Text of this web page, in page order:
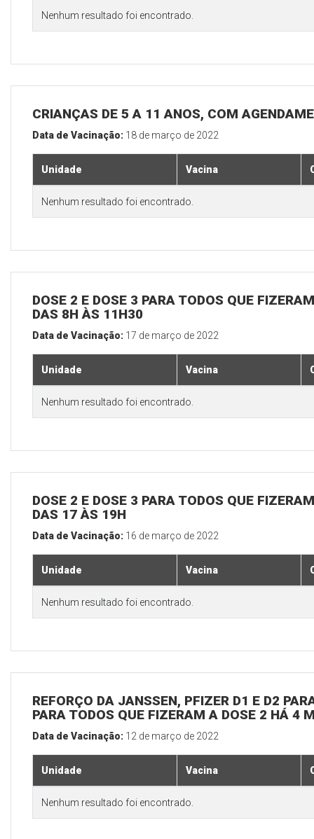
Nenhum resultado foi encontrado.
CRIANÇAS DE 5 A 11 ANOS, COM
Data de Vacinação: 18 de março de 2022
Unidade Vacina
Nenhum resultado foi encontrado.
DOSE 2 E DOSE 3 PARA TODOS QUE
DAS 8H ÀS 11H30
Data de Vacinação: 17 de março de 2022
Unidade Vacina
Nenhum resultado foi encontrado.
DOSE 2 E DOSE 3 PARA TODOS QUE
DAS 17 ÀS 19H
Data de Vacinação: 16 de março de 2022
Unidade Vacina
Nenhum resultado foi encontrado.
REFORÇO DA JANSSEN, PFIZER D1 E D2
PARA TODOS QUE FIZERAM A DOSE 2 HÁ 4
Data de Vacinação: 12 de março de 2022
Unidade Vacina
Nenhum resultado foi encontrado.